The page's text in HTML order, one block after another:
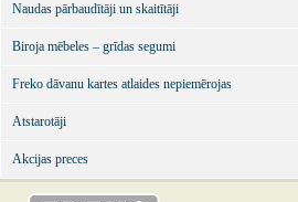
Naudas pārbaudītāji un skaitītāji
Biroja mēbeles – grīdas segumi
Freko dāvanu kartes atlaides nepiemērojas
Atstarotāji
Akcijas preces